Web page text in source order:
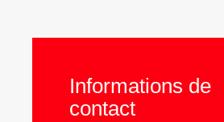
Informations de
contact